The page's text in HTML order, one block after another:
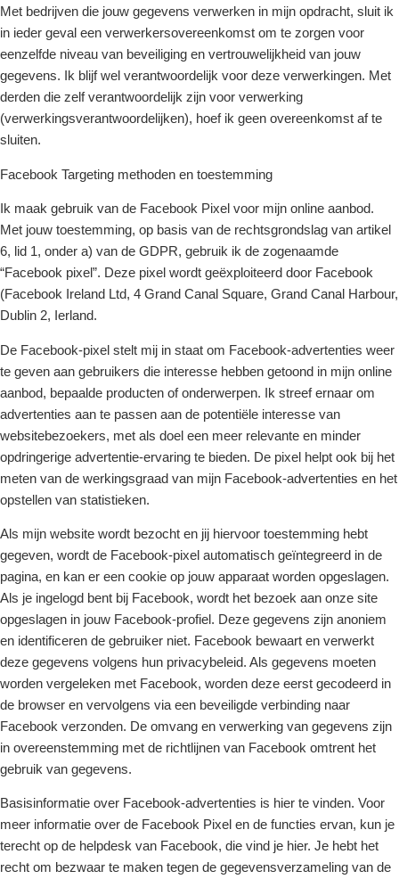
Met bedrijven die jouw gegevens verwerken in mijn opdracht, sluit ik
in ieder geval een verwerkersovereenkomst om te zorgen voor
eenzelfde niveau van beveiliging en vertrouwelijkheid van jouw
gegevens. Ik blijf wel verantwoordelijk voor deze verwerkingen. Met
derden die zelf verantwoordelijk zijn voor verwerking
(verwerkingsverantwoordelijken), hoef ik geen overeenkomst af te
sluiten.
Facebook Targeting methoden en toestemming
Ik maak gebruik van de Facebook Pixel voor mijn online aanbod.
Met jouw toestemming, op basis van de rechtsgrondslag van artikel
6, lid 1, onder a) van de GDPR, gebruik ik de zogenaamde
“Facebook pixel”. Deze pixel wordt geëxploiteerd door Facebook
(Facebook Ireland Ltd, 4 Grand Canal Square, Grand Canal Harbour,
Dublin 2, Ierland.
De Facebook-pixel stelt mij in staat om Facebook-advertenties weer
te geven aan gebruikers die interesse hebben getoond in mijn online
aanbod, bepaalde producten of onderwerpen. Ik streef ernaar om
advertenties aan te passen aan de potentiële interesse van
websitebezoekers, met als doel een meer relevante en minder
opdringerige advertentie-ervaring te bieden. De pixel helpt ook bij het
meten van de werkingsgraad van mijn Facebook-advertenties en het
opstellen van statistieken.
Als mijn website wordt bezocht en jij hiervoor toestemming hebt
gegeven, wordt de Facebook-pixel automatisch geïntegreerd in de
pagina, en kan er een cookie op jouw apparaat worden opgeslagen.
Als je ingelogd bent bij Facebook, wordt het bezoek aan onze site
opgeslagen in jouw Facebook-profiel. Deze gegevens zijn anoniem
en identificeren de gebruiker niet. Facebook bewaart en verwerkt
deze gegevens volgens hun privacybeleid. Als gegevens moeten
worden vergeleken met Facebook, worden deze eerst gecodeerd in
de browser en vervolgens via een beveiligde verbinding naar
Facebook verzonden. De omvang en verwerking van gegevens zijn
in overeenstemming met de richtlijnen van Facebook omtrent het
gebruik van gegevens.
Basisinformatie over Facebook-advertenties is hier te vinden. Voor
meer informatie over de Facebook Pixel en de functies ervan, kun je
terecht op de helpdesk van Facebook, die vind je hier. Je hebt het
recht om bezwaar te maken tegen de gegevensverzameling van de